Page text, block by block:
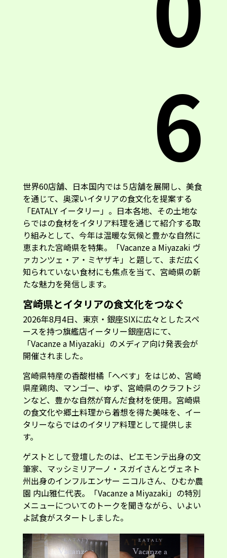
6
世界60店舗、日本国内では５店舗を展開し、美食
を通じて、奥深いイタリアの食文化を提案する
「EATALY イータリー」。日本各地、その土地な
らではの食材をイタリア料理を通じて紹介する取
り組みとして、今年は温暖な気候と豊かな自然に
恵まれた宮崎県を特集。「Vacanze a Miyazaki ヴ
ァカンツェ・ア・ミヤザキ」と題して、まだ広く
知られていない食材にも焦点を当て、宮崎県の新
たな魅力を発信します。
宮崎県とイタリアの食文化をつなぐ
2026年8月4日、東京・銀座SIXに広々としたスペ
ースを持つ旗艦店イータリー銀座店にて、
「Vacanze a Miyazaki」のメディア向け発表会が
開催されました。
宮崎県特産の香酸柑橘「へべす」をはじめ、宮崎
県産鶏肉、マンゴー、ゆず、宮崎県のクラフトジ
ンなど、豊かな自然が育んだ食材を使用。宮崎県
の食文化や郷土料理から着想を得た美味を、イー
タリーならではのイタリア料理として提供しま
す。
ゲストとして登壇したのは、ピエモンテ出身の文
筆家、マッシミリアーノ・スガイさんとヴェネト
州出身のインフルエンサー ニコルさん、ひむか農
園 内山雅仁代表。「Vacanze a Miyazaki」の特別
メニューについてのトークを聞きながら、いよい
よ試食がスタートしました。